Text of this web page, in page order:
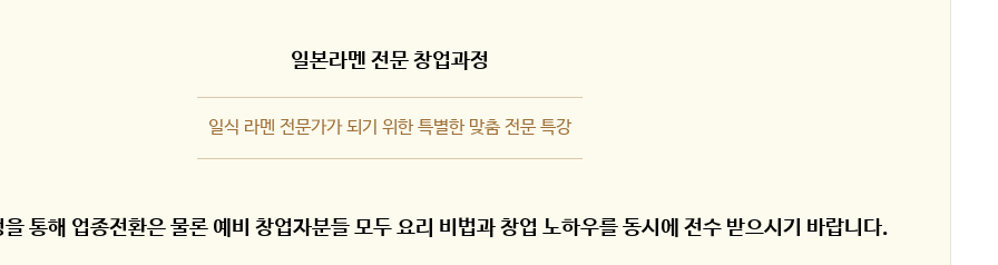
일본라멘 전문 창업과정
일식 라멘 전문가가 되기 위한 특별한 맞춤 전문 특강
통해 업종전환은 물론 예비 창업자분들 모두 요리 비법과 창업 노하우를 동시에 전수 받으시기 바랍니다.